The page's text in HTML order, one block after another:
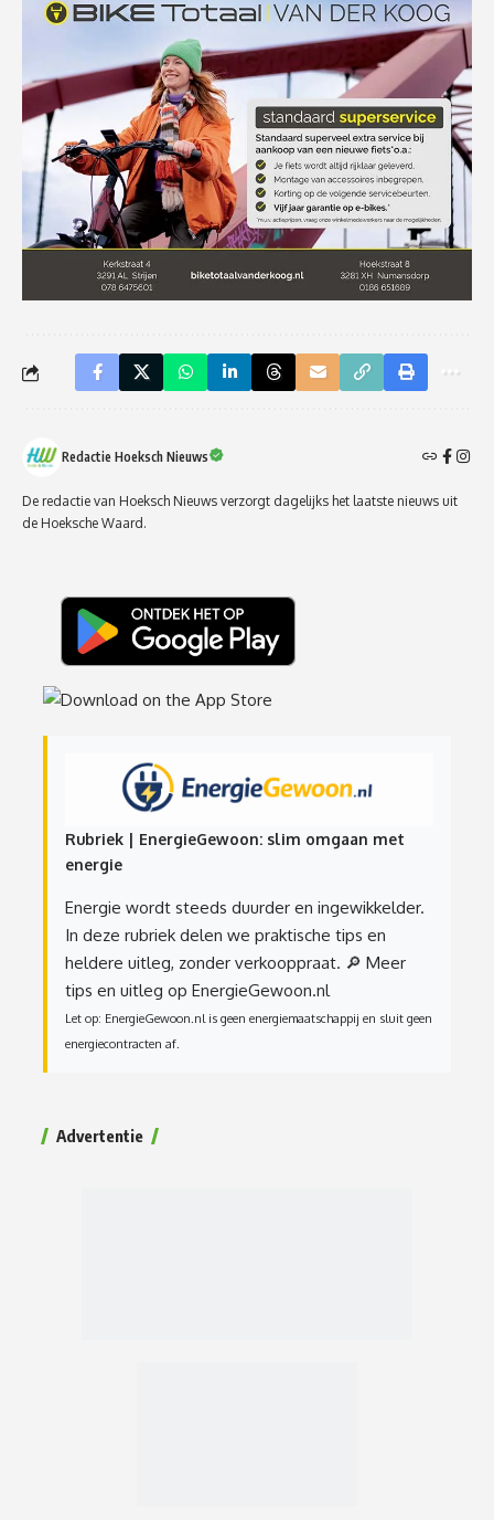
Redactie Hoeksch Nieuws
De redactie van Hoeksch Nieuws verzorgt dagelijks het laatste nieuws uit
de Hoeksche Waard.
Rubriek | EnergieGewoon: slim omgaan met
energie
Energie wordt steeds duurder en ingewikkelder.
In deze rubriek delen we praktische tips en
heldere uitleg, zonder verkooppraat. 🔎 Meer
tips en uitleg op EnergieGewoon.nl
Let op: EnergieGewoon.nl is geen energiemaatschappij en sluit geen
energiecontracten af.
Advertentie